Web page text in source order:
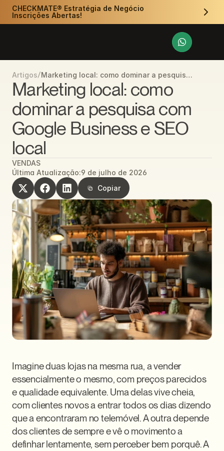
Artigos/Marketing local: como dominar a pesquisa
com Google Business e SEO local
Marketing local: como
dominar a pesquisa com
Google Business e SEO
local
VENDAS
Última Atualização:9 de julho de 2026
Copiar
Copiar
Imagine duas lojas na mesma rua, a vender
essencialmente o mesmo, com preços parecidos
e qualidade equivalente. Uma delas vive cheia,
com clientes novos a entrar todos os dias dizendo
que a encontraram no telemóvel. A outra depende
dos clientes de sempre e vê o movimento a
definhar lentamente, sem perceber bem porquê. A
CHECKMATE® Estratégia de Negócio
Inscrições Abertas!